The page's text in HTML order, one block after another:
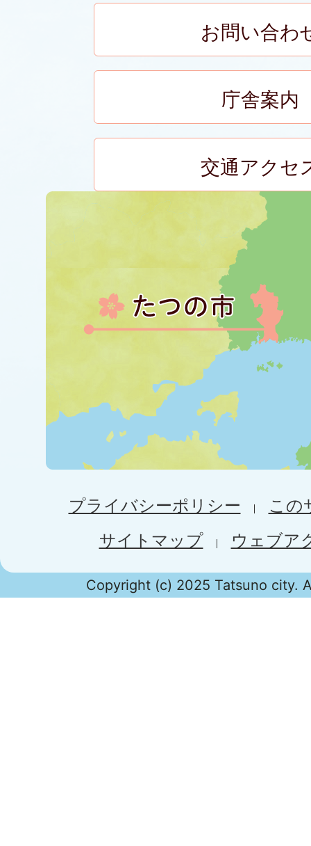
お問い合わ
庁舎案内
交通アクセ
プライバシーポリシー
この
サイトマップ
ウェブア
Copyright (c) 2025 Tatsuno city.